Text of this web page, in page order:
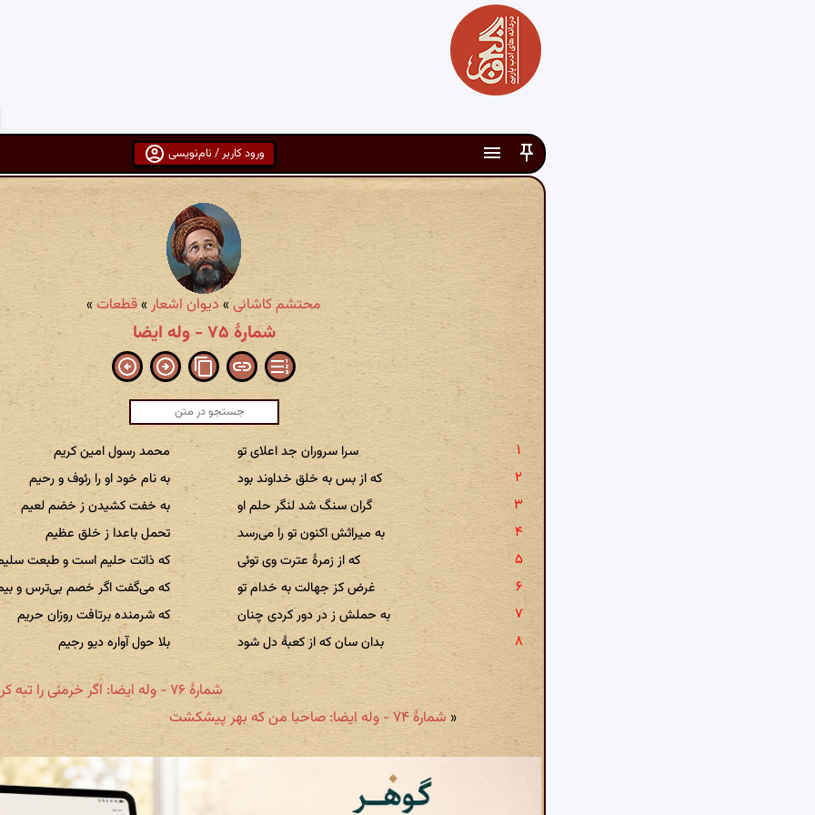
ورود کاربر / نام‌نویسی
محتشم کاشانی»دیوان اشعار»قطعات»
شمارهٔ ۷۵ - وله ایضا
سرا سروران جد اعلای تو
محمد رسول امین کریم
که از بس به خلق خداوند بود
به نام خود او را رئوف و رحیم
گران سنگ شد لنگر حلم او
به خفت کشیدن ز خضم لعیم
به میراثش اکنون تو را می‌رسد
تحمل باعدا ز خلق عظیم
که از زمرهٔ عترت وی توئی
که ذاتت حلیم است و طبعت
غرض کز جهالت به خدام تو
که می‌گفت اگر خصم بی‌ترس و
به حملش ز در دور کردی چنان
که شرمنده برتافت روزان حریم
بدان سان که از کعبهٔ دل شود
بلا حول آواره دیو رجیم
شمارهٔ ۷۶ - وله ایضا: اگر خرمنی را تبه کرد برقی
« شمارهٔ ۷۴ - وله ایضا: صاحبا من که بهر پیشکشت